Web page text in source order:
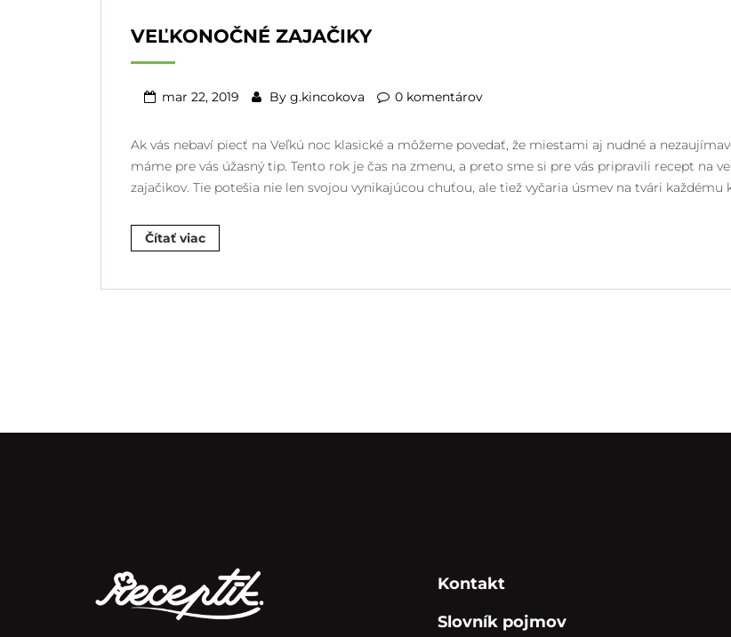
VEĽKONOČNÉ ZAJAČIKY
mar 22, 2019 By g.kincokova 0 komentárov
Ak vás nebaví piecť na Veľkú noc klasické a môžeme povedať, že miestami aj nudné a
máme pre vás úžasný tip. Tento rok je čas na zmenu, a preto sme si pre vás pripravili recept na
zajačikov. Tie potešia nie len svojou vynikajúcou chuťou, ale tiež vyčaria úsmev na tvári každému
Čítať viac
Kontakt
Slovník pojmov